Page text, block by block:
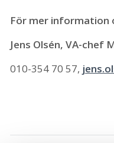
För mer information
Jens Olsén, VA-chef
010-354 70 57,